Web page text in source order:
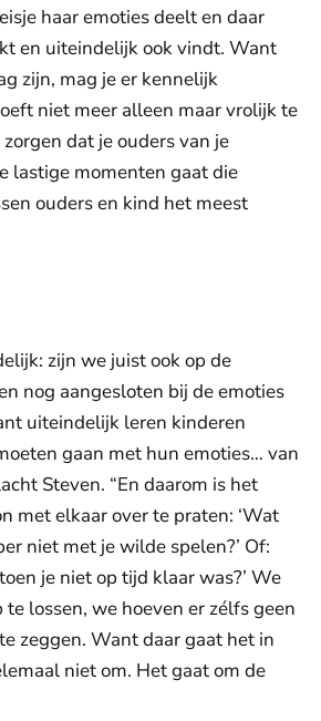
haar emoties deelt en daar
en uiteindelijk ook vindt. Want
zijn, mag je er kennelijk
niet meer alleen maar vrolijk te
dat je ouders van je
lastige momenten gaat die
ouders en kind het meest
zijn we juist ook op de
nog aangesloten bij de emoties
uiteindelijk leren kinderen
gaan met hun emoties… van
Steven. “En daarom is het
met elkaar over te praten: ‘Wat
niet met je wilde spelen?’ Of:
je niet op tijd klaar was?’ We
lossen, we hoeven er zélfs geen
zeggen. Want daar gaat het in
niet om. Het gaat om de